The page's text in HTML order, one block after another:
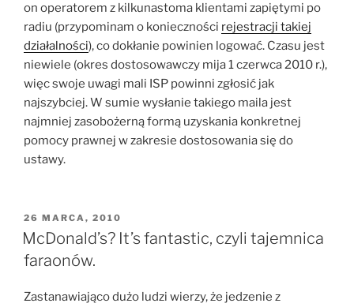
on operatorem z kilkunastoma klientami zapiętymi po
radiu (przypominam o konieczności rejestracji takiej
działalności), co dokłanie powinien logować. Czasu jest
niewiele (okres dostosowawczy mija 1 czerwca 2010 r.),
więc swoje uwagi mali ISP powinni zgłosić jak
najszybciej. W sumie wysłanie takiego maila jest
najmniej zasobożerną formą uzyskania konkretnej
pomocy prawnej w zakresie dostosowania się do
ustawy.
OPUBLIKOWANE
W
26 MARCA, 2010
McDonald’s? It’s fantastic, czyli tajemnica
faraonów.
Zastanawiająco dużo ludzi wierzy, że jedzenie z